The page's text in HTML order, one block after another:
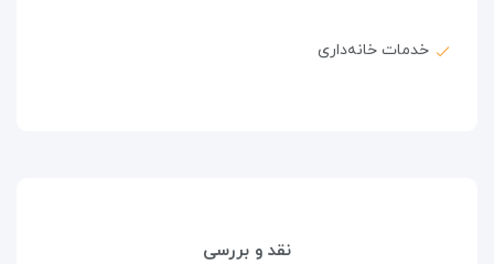
خدمات خانه‌داری
نقد و بررسی